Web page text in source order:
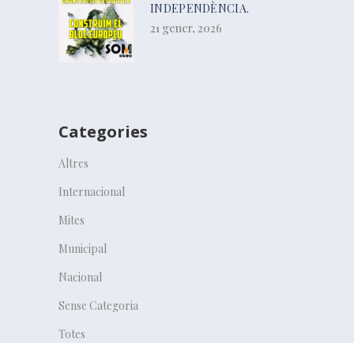
INDEPENDÈNCIA.
21 gener, 2026
Categories
Altres
Internacional
Mites
Municipal
Nacional
Sense Categoria
Totes